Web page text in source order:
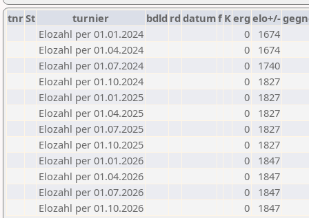
tnrSt turnier bdld rd datumf Kerg elo+/-
Elozahl per 01.01.2024
0
1674
Elozahl per 01.04.2024
0
1674
Elozahl per 01.07.2024
0
1740
Elozahl per 01.10.2024
0
1827
Elozahl per 01.01.2025
0
1827
Elozahl per 01.04.2025
0
1827
Elozahl per 01.07.2025
0
1827
Elozahl per 01.10.2025
0
1827
Elozahl per 01.01.2026
0
1847
Elozahl per 01.04.2026
0
1847
Elozahl per 01.07.2026
0
1847
Elozahl per 01.10.2026
0 1847